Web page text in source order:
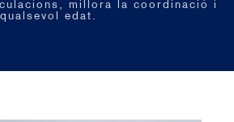
millora la coordinació i
edat.